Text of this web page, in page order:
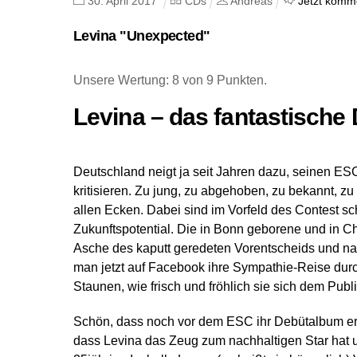
Levina "Unexpected"
Unsere Wertung: 8 von 9 Punkten.
Levina – das fantastische
Deutschland neigt ja seit Jahren dazu, seinen
kritisieren. Zu jung, zu abgehoben, zu bekannt,
allen Ecken. Dabei sind im Vorfeld des Contest
Zukunftspotential. Die in Bonn geborene und in
Asche des kaputt geredeten Vorentscheids und
man jetzt auf Facebook ihre Sympathie-Reise
Staunen, wie frisch und fröhlich sie sich dem
Schön, dass noch vor dem ESC ihr Debütalbum
dass Levina das Zeug zum nachhaltigen Star